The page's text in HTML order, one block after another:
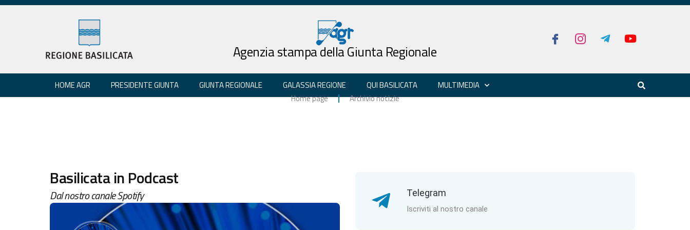
Agenzia stampa della Giunta Regionale
HOME AGR PRESIDENTE GIUNTA GIUNTA REGIONALE GALASSIA REGIONE QUI BASILICATA
MULTIMEDIA
Home page
Archivio notizie
Basilicata in Podcast
Dal nostro canale Spotify Telegram
Iscriviti al nostro canale